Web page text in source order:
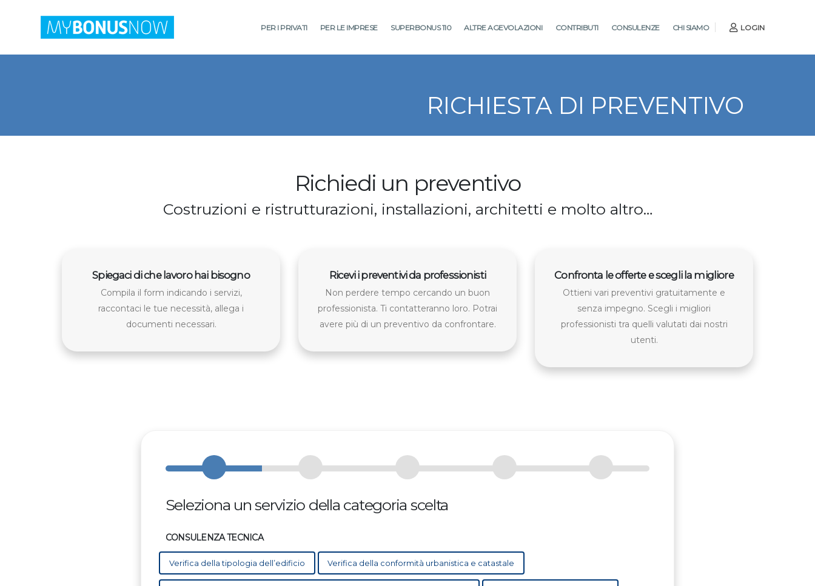
PER I PRIVATI PER LE IMPRESE SUPERBONUS 110 ALTRE AGEVOLAZIONI CONTRIBUTI CONSULENZE CHI SIAMO LOGIN
RICHIESTA DI PREVENTIVO
Richiedi un preventivo
Costruzioni e ristrutturazioni, installazioni, architetti e molto altro…
Spiegaci di che lavoro hai bisogno
Compila il form indicando i servizi,
raccontaci le tue necessità, allega i
documenti necessari.
Ricevi i preventivi da professionisti
Non perdere tempo cercando un buon
professionista. Ti contatteranno loro. Potrai
avere più di un preventivo da confrontare.
Confronta le offerte e scegli la migliore
Ottieni vari preventivi gratuitamente e
senza impegno. Scegli i migliori
professionisti tra quelli valutati dai nostri
utenti.
Seleziona un servizio della categoria scelta
CONSULENZA TECNICA
Verifica della tipologia dell’edificio Verifica della conformità urbanistica e catastale